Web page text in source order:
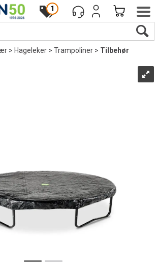
1
>Hageleker>Trampoliner>Tilbehør